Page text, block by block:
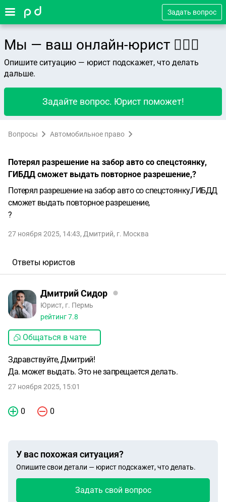
Задать вопрос
Мы — ваш онлайн-юрист 👨🏻‍⚖️
Опишите ситуацию — юрист подскажет, что делать
дальше.
Задайте вопрос. Юрист поможет!
Вопросы Автомобильное право
Потерял разрешение на забор авто со спецстоянку,
ГИБДД сможет выдать повторное разрешение,?
Потерял разрешение на забор авто со спецстоянку,ГИБДД
сможет выдать повторное разрешение,
?
27 ноября 2025, 14:43, Дмитрий, г. Москва
Ответы юристов
Дмитрий Сидор
Юрист, г. Пермь
рейтинг7.8
Общаться в чате
Здравствуйте, Дмитрий!
Да. может выдать. Это не запрещается делать.
27 ноября 2025, 15:01
0 0
У вас похожая ситуация?
Опишите свои детали — юрист подскажет, что делать.
Задать свой вопрос